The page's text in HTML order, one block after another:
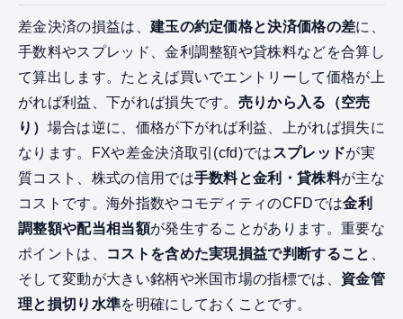
差金決済の損益は、 建玉の約定価格と決済価格の差に、
手数料やスプレッド、金利調整額や貸株料などを合算し
て算出します。たとえば買いでエントリーして価格が上
がれば利益、下がれば損失です。 売りから入る（空売
り） 場合は逆に、価格が下がれば利益、上がれば損失に
なります。FXや差金決済取引(cfd)では スプレッドが実
質コスト、株式の信用では手数料と金利・貸株料が主な
コストです。海外指数やコモディティのCFDでは金利
調整額や配当相当額が発生することがあります。重要な
ポイントは、
コストを含めた実現損益で判断すること
そして変動が大きい銘柄や米国市場の指標では、 資金管
理と損切り水準を明確にしておくことです。